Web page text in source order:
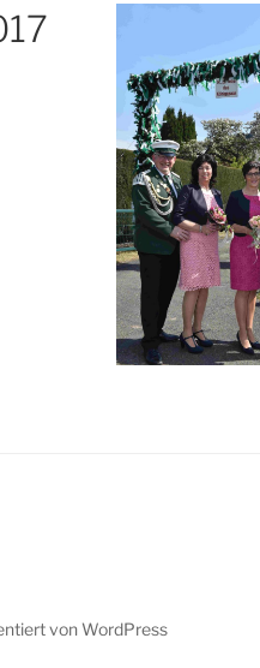
von WordPress